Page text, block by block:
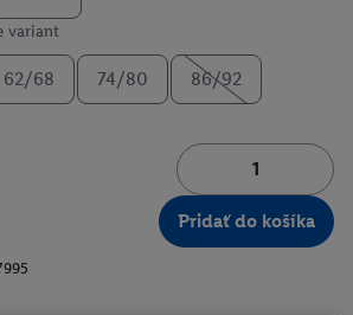
variant
62/68 74/80 86/92
Pridať do košíka